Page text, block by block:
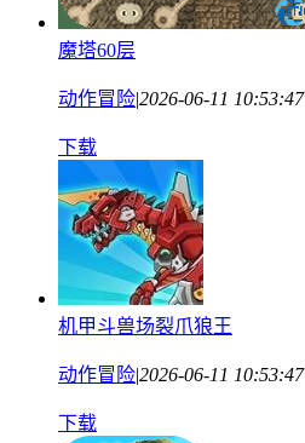
魔塔60层
动作冒险|2026-06-11 10:53:47
下载
机甲斗兽场裂爪狼王
动作冒险|2026-06-11 10:53:47
下载